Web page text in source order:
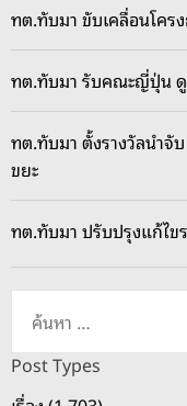
ทต.ทับมา ขับเคลื่อนโคร
ทต.ทับมา รับคณะญี่ปุ่น
ทต.ทับมา ตั้งรางวัลนำจั
ขยะ
ทต.ทับมา ปรับปรุงแก้ไข
ห
Post Types